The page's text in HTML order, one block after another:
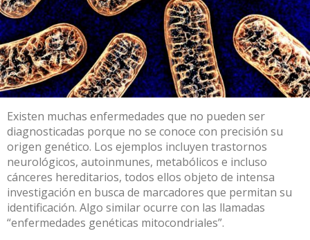
Existen muchas enfermedades que no pueden ser
diagnosticadas porque no se conoce con precisión su
origen genético. Los ejemplos incluyen trastornos
neurológicos, autoinmunes, metabólicos e incluso
cánceres hereditarios, todos ellos objeto de intensa
investigación en busca de marcadores que permitan su
identificación. Algo similar ocurre con las llamadas
“enfermedades genéticas mitocondriales”.